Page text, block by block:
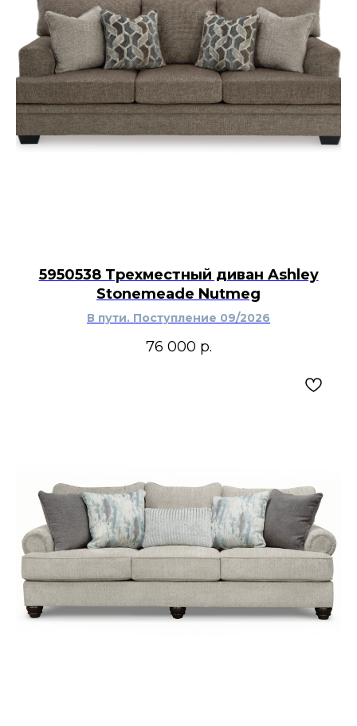
Высота подлокотников: 660 мм.
Высота спинки над подушкой сиденья:
483 мм.
Высота ножек дивана: 89 мм.
Двухместный диван Эшли Akinlane можно
разместить в гостиной, кабинете или
просторной зоне отдыха. Глубокое сиденье
подходит для чтения, общения и просмотра
5950538 Трехместный диван Ashley
Stonemeade Nutmeg
В пути. Поступление 09/2026
76 000 р.